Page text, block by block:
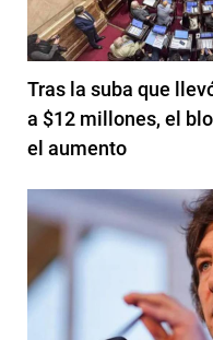
Tras la suba que
a $12 millones, el
el aumento